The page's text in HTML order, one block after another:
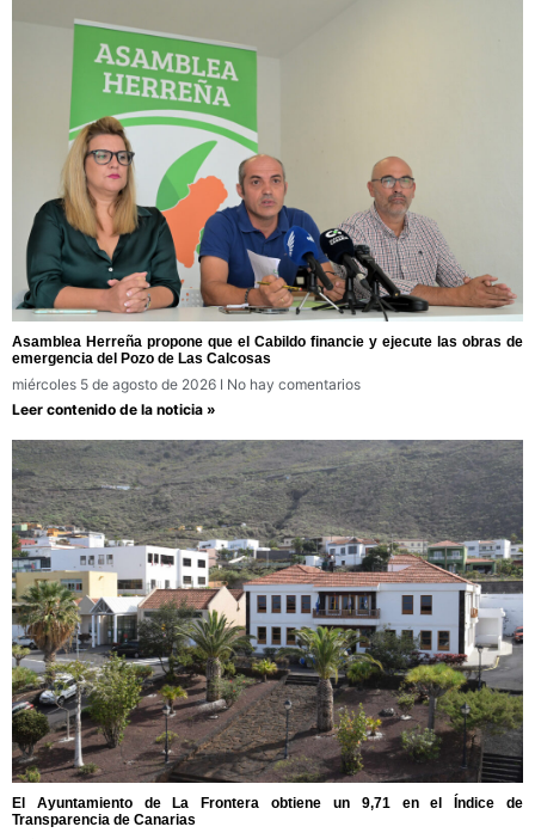
Asamblea Herreña propone que el Cabildo financie y ejecute las obras de
emergencia del Pozo de Las Calcosas
miércoles 5 de agosto de 2026
No hay comentarios
Leer contenido de la noticia »
El Ayuntamiento de La Frontera obtiene un 9,71 en el Índice de
Transparencia de Canarias